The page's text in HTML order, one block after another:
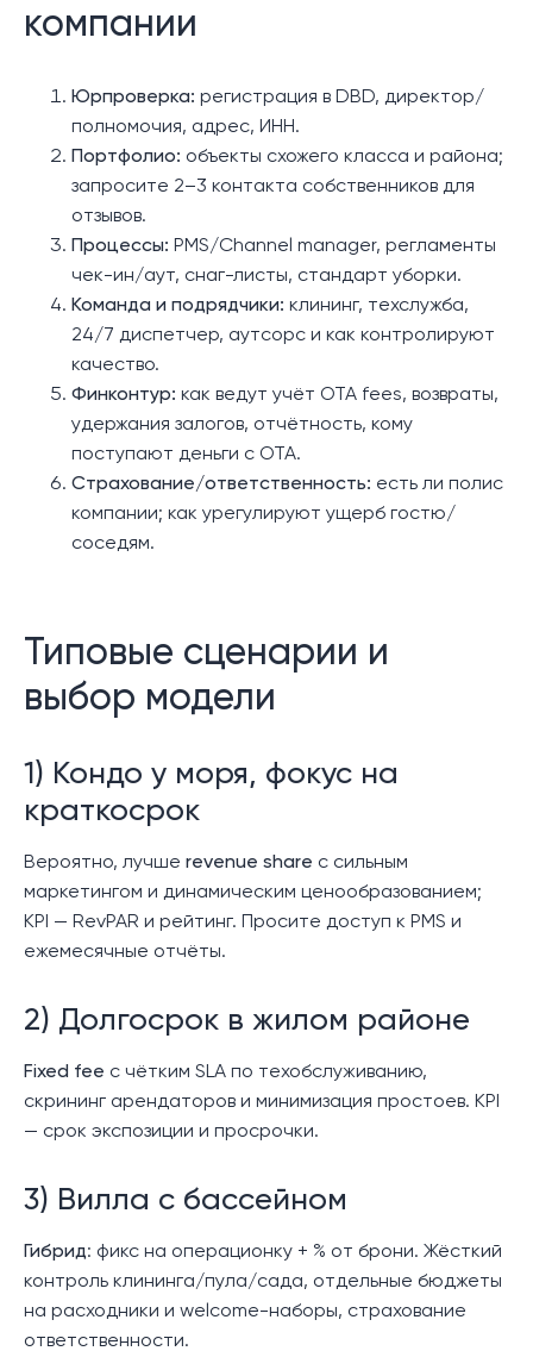
компании
Юрпроверка: регистрация в DBD, директор/
полномочия, адрес, ИНН.
Портфолио: объекты схожего класса и района;
запросите 2–3 контакта собственников для
отзывов.
Процессы: PMS/Channel manager, регламенты
чек-ин/аут, снаг-листы, стандарт уборки.
Команда и подрядчики: клининг, техслужба,
24/7 диспетчер, аутсорс и как контролируют
качество.
Финконтур: как ведут учёт OTA fees, возвраты,
удержания залогов, отчётность, кому
поступают деньги с OTA.
Страхование/ответственность: есть ли полис
компании; как урегулируют ущерб гостю/
соседям.
Типовые сценарии и
выбор модели
1) Кондо у моря, фокус на
краткосрок
Вероятно, лучше revenue share с сильным
маркетингом и динамическим ценообразованием;
KPI — RevPAR и рейтинг. Просите доступ к PMS и
ежемесячные отчёты.
2) Долгосрок в жилом районе
Fixed fee с чётким SLA по техобслуживанию,
скрининг арендаторов и минимизация простоев. KPI
— срок экспозиции и просрочки.
3) Вилла с бассейном
Гибрид: фикс на операционку + % от брони. Жёсткий
контроль клининга/пула/сада, отдельные бюджеты
на расходники и welcome-наборы, страхование
ответственности.